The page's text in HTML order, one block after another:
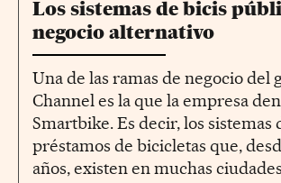
Los sistemas de bicis
negocio alternativo
Una de las ramas de negocio del
Channel es la que la empresa
Smartbike. Es decir, los sistemas
préstamos de bicicletas que,
años, existen en muchas